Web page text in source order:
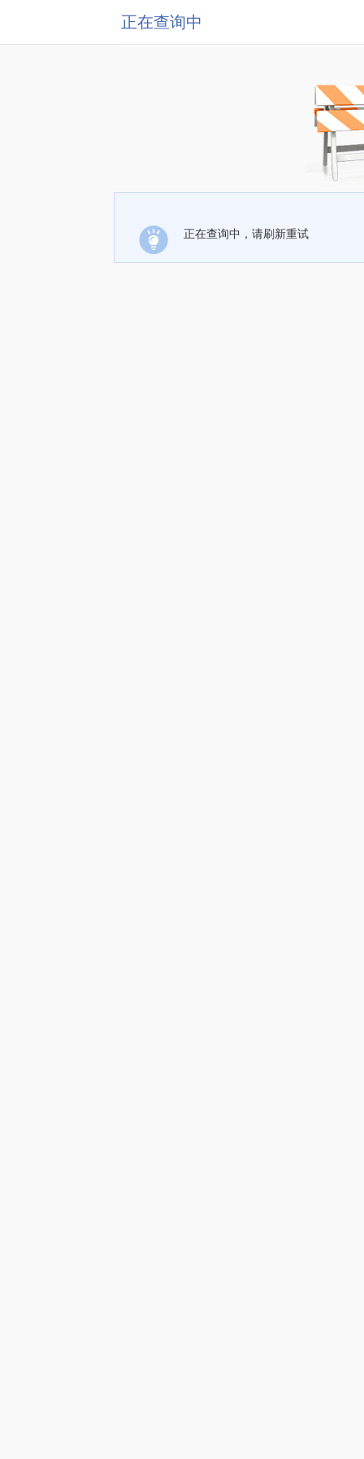
正在查询中
正在查询中，请刷新重试